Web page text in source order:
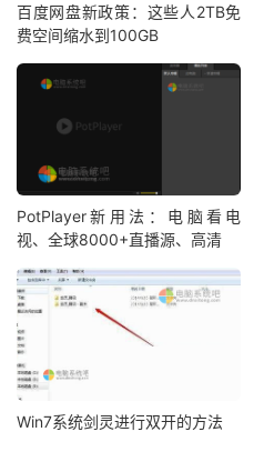
百度网盘新政策：这些人2TB免
费空间缩水到100GB
PotPlayer新用法：电脑看电
视、全球8000+直播源、高清
Win7系统剑灵进行双开的方法